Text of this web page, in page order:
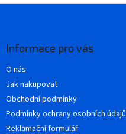
Informace pro vás
O nás
Jak nakupovat
Obchodní podmínky
Podmínky ochrany osobních údajů
Reklamační formulář